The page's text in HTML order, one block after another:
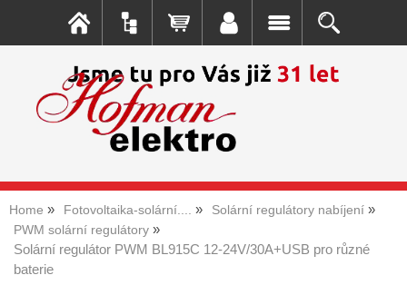
Home Fotovoltaika-solární....
Solární regulátory nabíjení
PWM solární regulátory
Solární regulátor PWM BL915C 12-24V/30A+USB pro různé
baterie